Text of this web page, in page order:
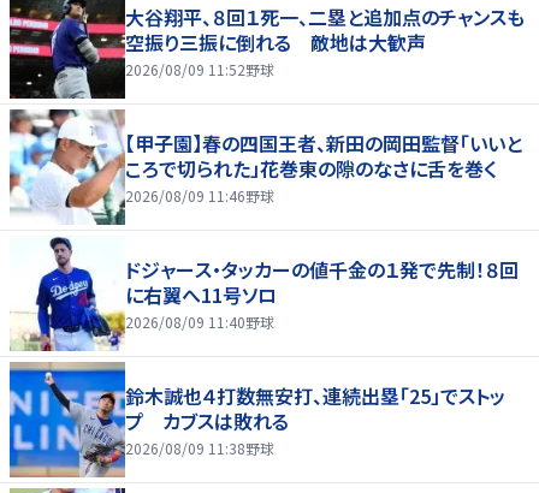
大谷翔平、８回１死一、二塁と追加点のチャンスも
空振り三振に倒れる 敵地は大歓声
2026/08/09 11:52野球
【甲子園】春の四国王者、新田の岡田監督「いいと
ころで切られた」花巻東の隙のなさに舌を巻く
2026/08/09 11:46野球
ドジャース・タッカーの値千金の１発で先制！８回
に右翼へ11号ソロ
2026/08/09 11:40野球
鈴木誠也４打数無安打、連続出塁「25」でストッ
プ カブスは敗れる
2026/08/09 11:38野球